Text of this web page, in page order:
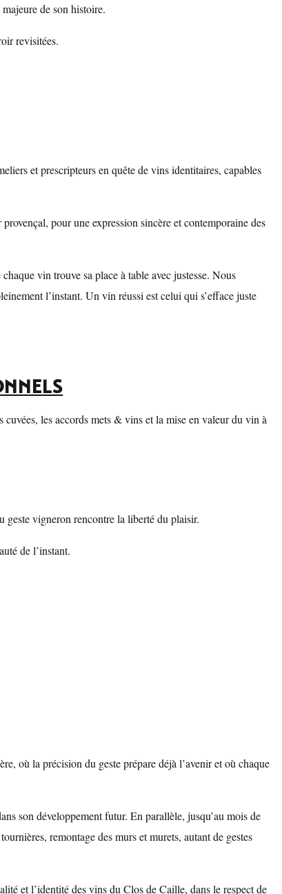
de son histoire.
revisitées.
et prescripteurs en quête de vins identitaires, capables
pour une expression sincère et contemporaine des
vin trouve sa place à table avec justesse. Nous
l’instant. Un vin réussi est celui qui s’efface juste
les accords mets & vins et la mise en valeur du vin à
vigneron rencontre la liberté du plaisir.
de l’instant.
où la précision du geste prépare déjà l’avenir et où chaque
son développement futur. En parallèle, jusqu’au mois de
remontage des murs et murets, autant de gestes
et l’identité des vins du Clos de Caille, dans le respect de